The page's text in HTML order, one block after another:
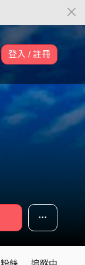
登入 / 註冊